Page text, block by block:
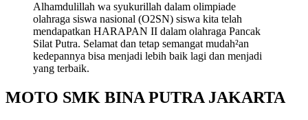
Alhamdulillah wa syukurillah dalam olimpiade
olahraga siswa nasional (O2SN) siswa kita telah
mendapatkan HARAPAN II dalam olahraga Pancak
Silat Putra. Selamat dan tetap semangat mudah²an
kedepannya bisa menjadi lebih baik lagi dan menjadi
yang terbaik.
MOTO SMK BINA PUTRA JAKARTA